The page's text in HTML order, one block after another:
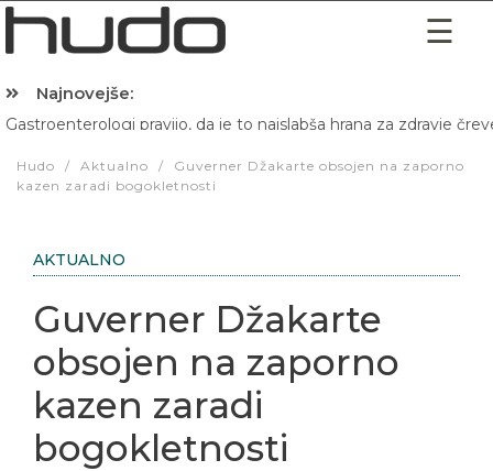
Najnovejše:
Gastroenterologi pravijo, da je to najslabša hrana za zdravje
Hudo / Aktualno /
Guverner Džakarte obsojen na zaporno
kazen zaradi bogokletnosti
AKTUALNO
Guverner Džakarte
obsojen na zaporno
kazen zaradi
bogokletnosti